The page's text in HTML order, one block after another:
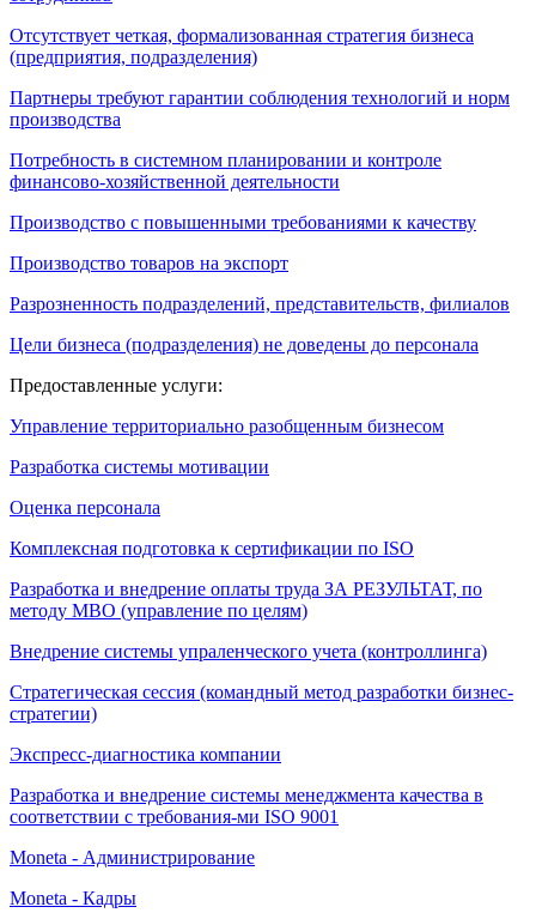
Отсутствует четкая, формализованная стратегия бизнеса
(предприятия, подразделения)
Партнеры требуют гарантии соблюдения технологий и норм
производства
Потребность в системном планировании и контроле
финансово-хозяйственной деятельности
Производство с повышенными требованиями к качеству
Производство товаров на экспорт
Разрозненность подразделений, представительств, филиалов
Цели бизнеса (подразделения) не доведены до персонала
Предоставленные услуги:
Управление территориально разобщенным бизнесом
Разработка системы мотивации
Оценка персонала
Комплексная подготовка к сертификации по ISO
Разработка и внедрение оплаты труда ЗА РЕЗУЛЬТАТ, по
методу МВО (управление по целям)
Внедрение системы упраленческого учета (контроллинга)
Стратегическая сессия (командный метод разработки бизнес-
стратегии)
Экспресс-диагностика компании
Разработка и внедрение системы менеджмента качества в
соответствии с требования-ми ISO 9001
Moneta - Администрирование
Moneta - Кадры